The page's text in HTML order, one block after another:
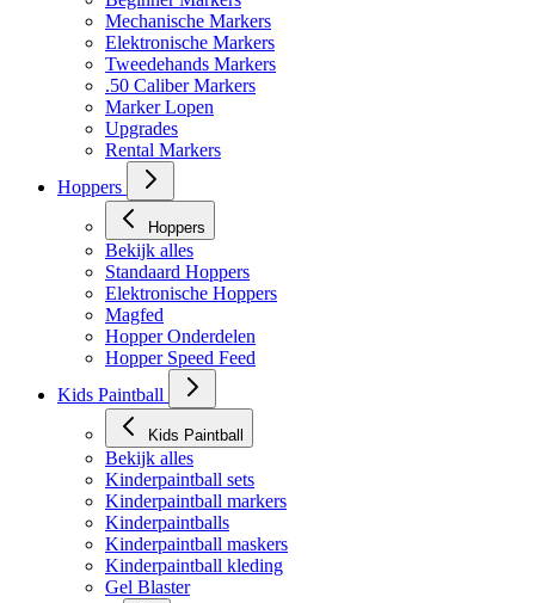
Mechanische Markers
Elektronische Markers
Tweedehands Markers
.50 Caliber Markers
Marker Lopen
Upgrades
Rental Markers
Hoppers
Hoppers
Bekijk alles
Standaard Hoppers
Elektronische Hoppers
Magfed
Hopper Onderdelen
Hopper Speed Feed
Kids Paintball
Kids Paintball
Bekijk alles
Kinderpaintball sets
Kinderpaintball markers
Kinderpaintballs
Kinderpaintball maskers
Kinderpaintball kleding
Gel Blaster